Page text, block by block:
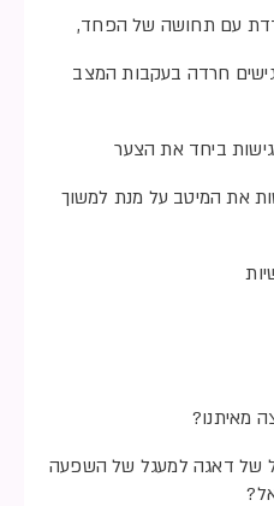
עם תחושה של הפחד,
חרדה בעקבות המצב
ביחד את הצער
את המיטב על מנת למשוך
מאיתנו?
של דאגה למעגל של השפעה